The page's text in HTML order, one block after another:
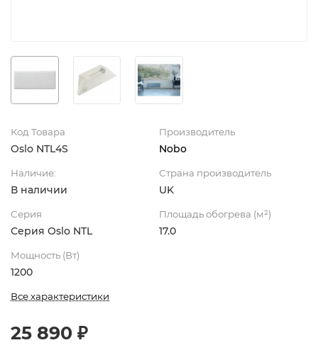
Код Товара
Oslo NTL4S
Производитель
Nobo
Наличие:
В наличии
Страна производитель
UK
Серия
Серия Oslo NTL
Площадь обогрева (м²)
17.0
Мощность (Вт)
1200
Все характеристики
25 890 ₽